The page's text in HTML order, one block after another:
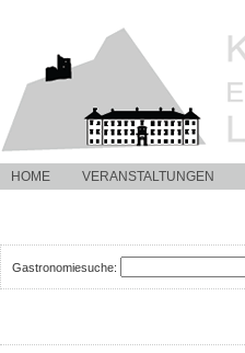
HOME VERANSTALTUNGEN
Gastronomiesuche: